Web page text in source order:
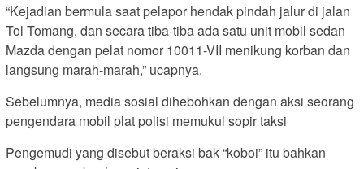
“Kejadian bermula saat pelapor hendak pindah jalur di jalan
Tol Tomang, dan secara tiba-tiba ada satu unit mobil sedan
Mazda dengan pelat nomor 10011-VII menikung korban dan
langsung marah-marah,” ucapnya.
Sebelumnya, media sosial dihebohkan dengan aksi seorang
pengendara mobil plat polisi memukul sopir taksi
Pengemudi yang disebut beraksi bak “koboi” itu bahkan